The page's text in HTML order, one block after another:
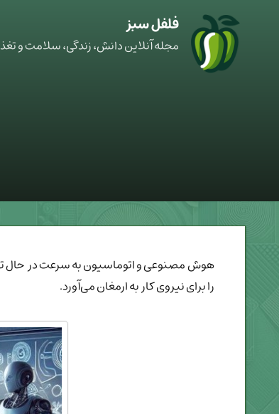
فلفل سبز
مجله آنلاین دانش، زندگی، سلامت و
هوش مصنوعی و اتوماسیون به سرعت در حال
را برای نیروی کار به ارمغان می‌آورد.